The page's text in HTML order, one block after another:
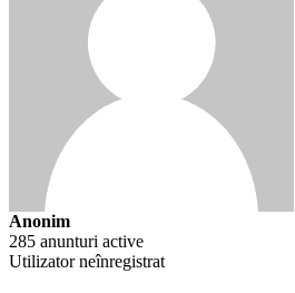
Anonim
285 anunturi active
Utilizator neînregistrat